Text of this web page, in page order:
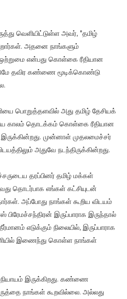
வெளியிட்டுள்ள அவர், "தமிழ்
அதனை நாங்களும்
என்பது கொள்கை ரீதியான
தவிர கண்ணை மூடிக்கொண்டு
பொறுத்தளவில் அது தமிழ் தேசியக்
காலம் தொடக்கம் கொள்கை ரீதியான
முன்னாள் முதலமைச்சர்
அதுவே நடந்திருக்கின்றது.
தரப்பினர் தமிழ் மக்கள்
தொடர்பாக எங்கள் கட்சியுடன்
அப்போது நாங்கள் கூறிய விடயம்
பிரேமச்சந்திரன் இருப்பாராக இருந்தால்
எடுக்கும் நிலையில், இருப்பாராக
இணைந்து கொள்ள நாங்கள்
இருக்கிறது. கண்ணை
நாங்கள் கூறவில்லை. அல்லது